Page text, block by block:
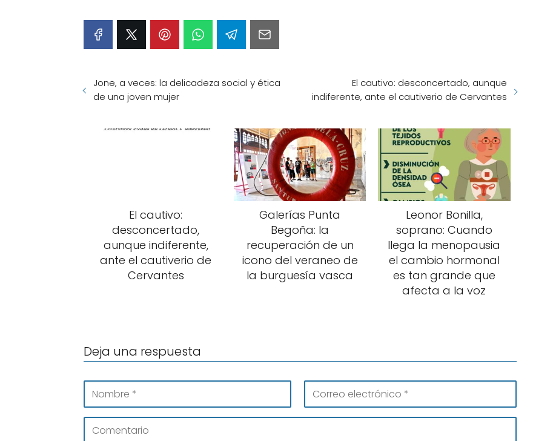
Jone, a veces: la delicadeza social y ética
de una joven mujer
El cautivo: desconcertado, aunque
indiferente, ante el cautiverio de Cervantes
El cautivo:
desconcertado,
aunque indiferente,
ante el cautiverio de
Cervantes
Galerías Punta
Begoña: la
recuperación de un
icono del veraneo de
la burguesía vasca
Leonor Bonilla,
soprano: Cuando
llega la menopausia
el cambio hormonal
es tan grande que
afecta a la voz
Deja una respuesta